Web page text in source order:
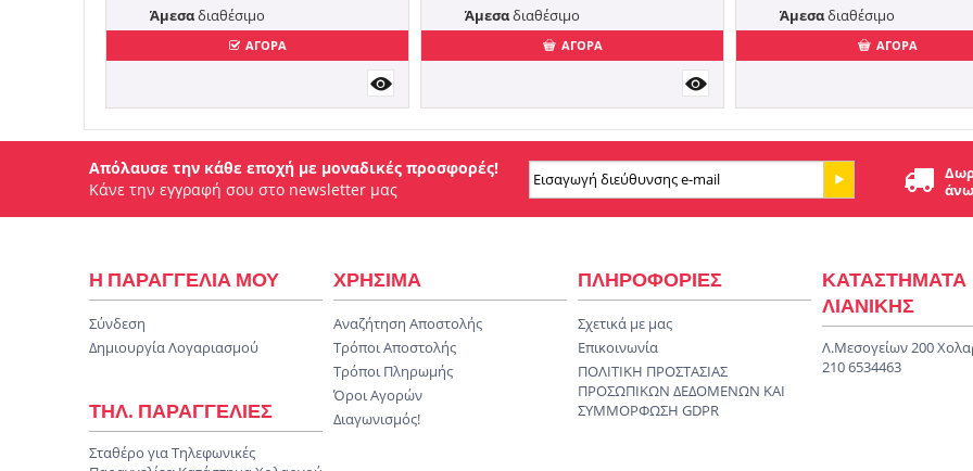
Άμεσαδιαθέσιμο
ΑΓΟΡΑ
Άμεσαδιαθέσιμο
ΑΓΟΡΑ
Άμεσαδιαθέσιμο
ΑΓΟΡΑ
Απόλαυσε την κάθε εποχή με μοναδικές προσφορές!
Κάνε την εγγραφή σου στο newsletter μας
Η ΠΑΡΑΓΓΕΛΙΑ ΜΟΥ
Σύνδεση
Δημιουργία Λογαριασμού
ΤΗΛ. ΠΑΡΑΓΓΕΛΙΕΣ
Σταθέρο για Τηλεφωνικές
ΧΡΗΣΙΜΑ
Αναζήτηση Αποστολής
Τρόποι Αποστολής
Τρόποι Πληρωμής
Όροι Αγορών
Διαγωνισμός!
ΠΛΗΡΟΦΟΡΙΕΣ
Σχετικά με μας
Επικοινωνία
ΠΟΛΙΤΙΚΗ ΠΡΟΣΤΑΣΙΑΣ
ΠΡΟΣΩΠΙΚΩΝ ΔΕΔΟΜΕΝΩΝ KAI
ΣΥΜΜΟΡΦΩΣΗ GDPR
ΚΑΤΑΣΤΗΜΑΤΑ
ΛΙΑΝΙΚΗΣ
Λ.Μεσογείων 200
210 6534463